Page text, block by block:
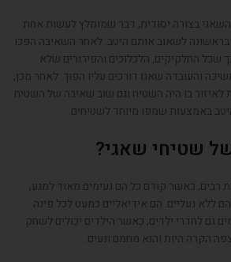
בצורה יסודית, דבר שמומלץ לעשות אחת
לשאוב אותם היטב.לאחר השאיבה הפכו
שכל החלקיקים, הלכלוכים והפירורים שלא
והעובדה שאנו דורכים עליו הפוך.לאחר מכן,
בו היה השטיח וגם שוב שאיבה של השטיח
באמצעות שמפו מיוחד לשטיחים.
שטיחי שאגי?
רבים, כאשר קודם כל הם נעימים מאוד למגע,
ללא נעליים. הם אידיאליים כמעט לכל פינה
גם לחדרי ילדים, כאשר הילדים יכולים לשחק
הקרה היות והוא מחמם ונעים.